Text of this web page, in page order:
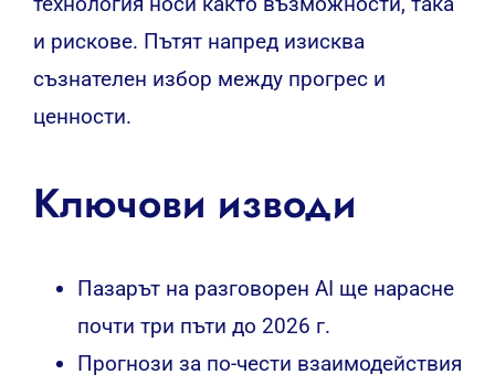
и рискове. Пътят напред изисква
съзнателен избор между прогрес и
ценности.
Ключови изводи
Пазарът на разговорен AI ще нарасне
почти три пъти до 2026 г.
Прогнози за по-чести взаимодействия